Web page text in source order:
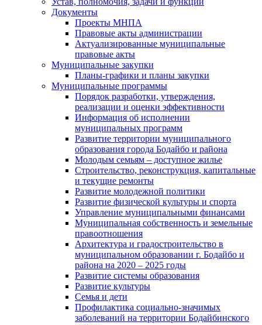
Документы
Проекты МНПА
Правовые акты администрации
Актуализированные муниципальные
правовые акты
Муниципальные закупки
Планы-графики и планы закупки
Муниципальные программы
Порядок разработки, утверждения,
реализации и оценки эффективности
Информация об исполнении
муниципальных программ
Развитие территории муниципального
образования города Бодайбо и района
Молодым семьям – доступное жилье
Строительство, реконструкция, капитальные
и текущие ремонты
Развитие молодежной политики
Развитие физической культуры и спорта
Управление муниципальными финансами
Муниципальная собственность и земельные
правоотношения
Архитектура и градостроительство в
муниципальном образовании г. Бодайбо и
района на 2020 – 2025 годы
Развитие системы образования
Развитие культуры
Семья и дети
Профилактика социально-значимых
заболеваний на территории Бодайбинского